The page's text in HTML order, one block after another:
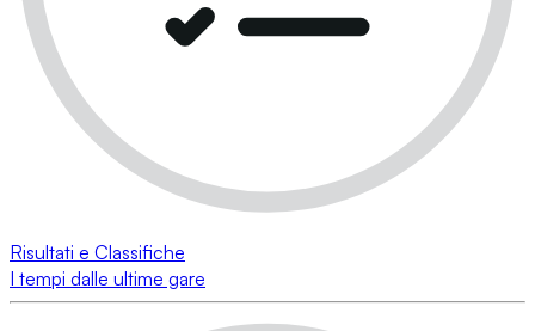
Risultati e Classifiche
I tempi dalle ultime gare